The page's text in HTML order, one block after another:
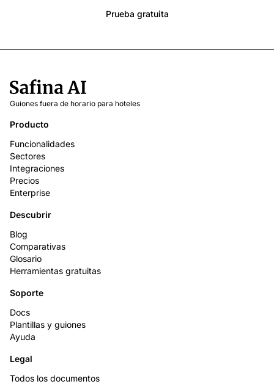
Prueba gratuita
Guiones fuera de horario para hoteles
Producto
Funcionalidades
Sectores
Integraciones
Precios
Enterprise
Descubrir
Blog
Comparativas
Glosario
Herramientas gratuitas
Soporte
Docs
Plantillas y guiones
Ayuda
Legal
Todos los documentos